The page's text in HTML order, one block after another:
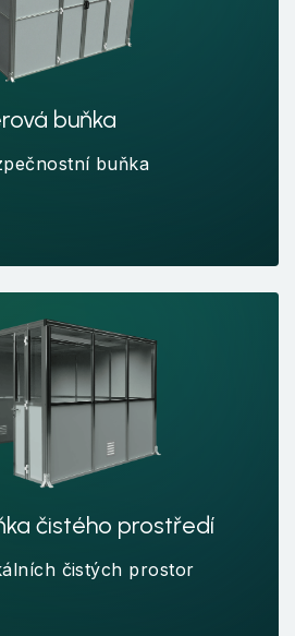
buňka
buňka
čistého prostředí
čistých prostor